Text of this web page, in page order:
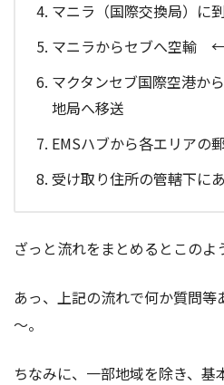
マニラ（国際交換局）に
マニラからセブへ空輸
マクタンセブ国際空港か
地局へ移送
EMSハブから各エリアの
受け取り住所の管轄下に
ざっと流れをまとめるとこのよ
あっ、上記の流れで何か質問
～。
ちなみに、一部地域を除き、